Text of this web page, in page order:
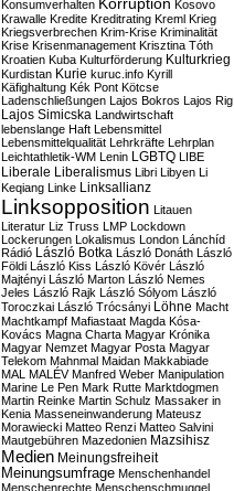
Konsumverhalten Korruption Kosovo
Krawalle Kredite Kreditrating Kreml Krieg
Kriegsverbrechen Krim-Krise Kriminalität
Krise Krisenmanagement Krisztina Tóth
Kroatien Kuba Kulturförderung Kulturkrieg
Kurdistan Kurie kuruc.info Kyrill
Käfighaltung Kék Pont Kötcse
Ladenschließungen Lajos Bokros Lajos Rig
Lajos Simicska Landwirtschaft
lebenslange Haft Lebensmittel
Lebensmittelqualität Lehrkräfte Lehrplan
Leichtathletik-WM Lenin LGBTQ LIBE
Liberale Liberalismus Libri Libyen Li
Keqiang Linke Linksallianz
Linksopposition Litauen
Literatur Liz Truss LMP Lockdown
Lockerungen Lokalismus London Lánchíd
Rádió
László Botka László Donáth László
Földi László Kiss László Kövér László
Majtényi László Marton László Nemes
Jeles László Rajk László Sólyom László
Toroczkai László Trócsányi Löhne Macht
Machtkampf Mafiastaat Magda Kósa-
Kovács Magna Charta Magyar Krónika
Magyar Nemzet Magyar Posta Magyar
Telekom Mahnmal Maidan Makkabiade
MAL MALÉV Manfred Weber Manipulation
Marine Le Pen Mark Rutte Marktdogmen
Martin Reinke Martin Schulz Massaker in
Kenia Masseneinwanderung Mateusz
Morawiecki Matteo Renzi Matteo Salvini
Mautgebühren Mazedonien Mazsihisz
Medien Meinungsfreiheit
Meinungsumfrage Menschenhandel
Menschenrechte Menschenschmuggel